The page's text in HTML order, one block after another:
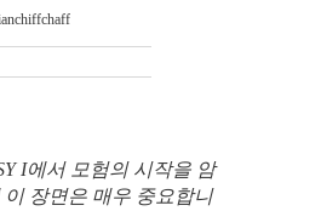
I에서 모험의 시작을 암
장면은 매우 중요합니